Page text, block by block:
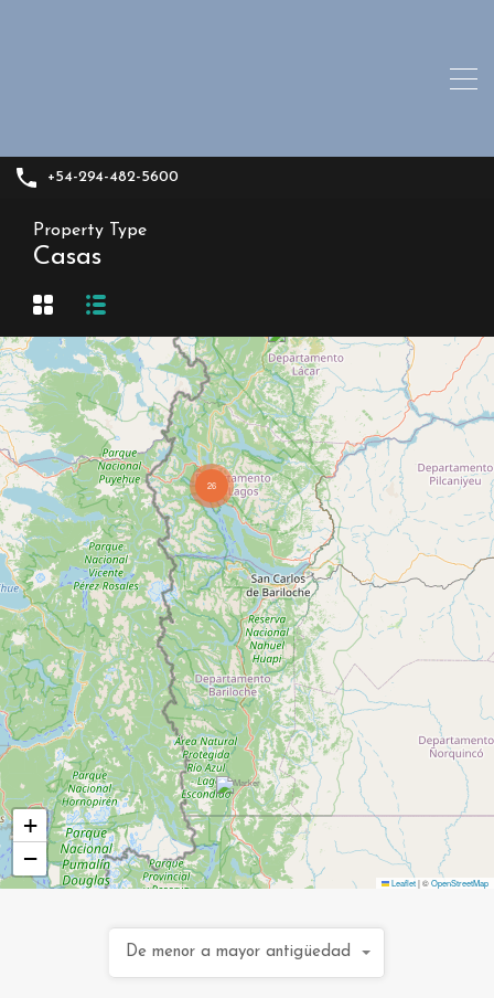
+54-294-482-5600
Property Type
Casas
26
+
−
Leaflet|©OpenStreetMap
De menor a mayor antigüedad